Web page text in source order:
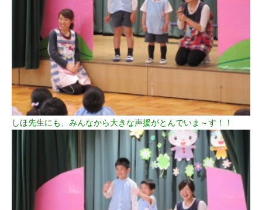
しほ先生にも、みんなから大きな声援がとんでいま～す！！